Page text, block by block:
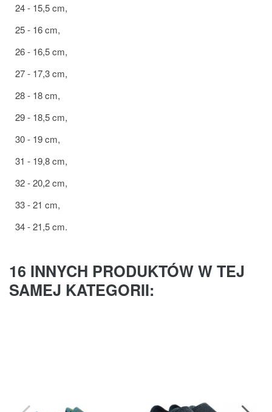
24 - 15,5 cm,
25 - 16 cm,
26 - 16,5 cm,
27 - 17,3 cm,
28 - 18 cm,
29 - 18,5 cm,
30 - 19 cm,
31 - 19,8 cm,
32 - 20,2 cm,
33 - 21 cm,
34 - 21,5 cm.
16 INNYCH PRODUKTÓW W TEJ
SAMEJ KATEGORII: